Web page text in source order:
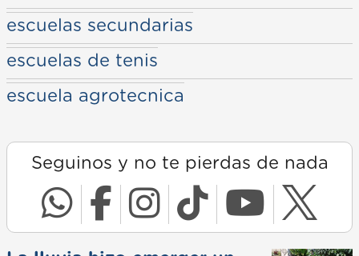
escuelas secundarias
escuelas de tenis
escuela agrotecnica
Seguinos y no te pierdas de nada